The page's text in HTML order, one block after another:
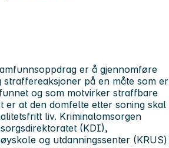
er å gjennomføre
straffereaksjoner på en måte som er
og som motvirker straffbare
er at den domfelte etter soning skal
liv. Kriminalomsorgen
(KDI),
og utdanningssenter (KRUS)